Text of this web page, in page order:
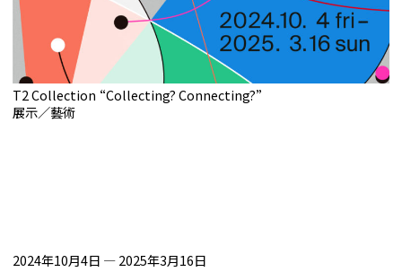
T2 Collection “Collecting? Connecting?”
展示／藝術
2024年10月4日 —2025年3月16日